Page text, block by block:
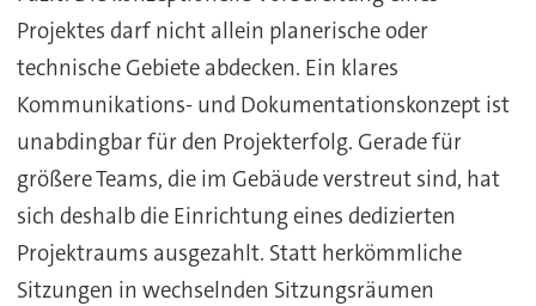
Projektes darf nicht allein planerische oder
technische Gebiete abdecken. Ein klares
Kommunikations- und Dokumentationskonzept ist
unabdingbar für den Projekterfolg. Gerade für
größere Teams, die im Gebäude verstreut sind, hat
sich deshalb die Einrichtung eines dedizierten
Projektraums ausgezahlt. Statt herkömmliche
Sitzungen in wechselnden Sitzungsräumen